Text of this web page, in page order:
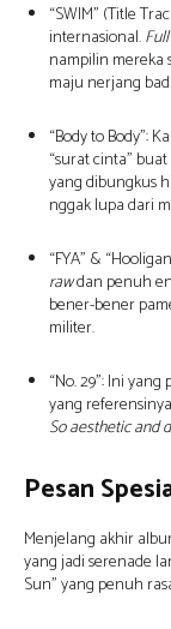
“SWIM” (Title
internasional.
nampilin mereka
maju nerjang
“Body to Body”:
“surat cinta”
yang dibungkus
nggak lupa dari
“FYA” &
rawdan penuh
bener-bener
militer.
“No. 29”: Ini yang
yang
So aesthetic and
Pesan
Menjelang akhir
yang jadi serenade
Sun” yang penuh